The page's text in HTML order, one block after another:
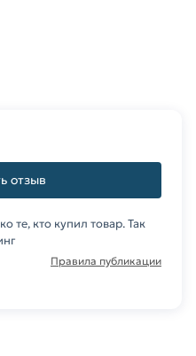
отзыв
те, кто купил товар. Так
Правила публикации